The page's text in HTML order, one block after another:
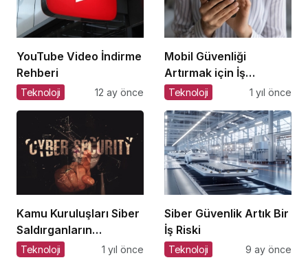
YouTube Video İndirme
Rehberi
Teknoloji 12 ay önce
Mobil Güvenliği
Artırmak için İş
Yerlerinde Alınabilecek
Teknoloji 1 yıl önce
Kamu Kuruluşları Siber
Saldırganların
Hedefinde
Teknoloji 1 yıl önce
Siber Güvenlik Artık Bir
İş Riski
Teknoloji 9 ay önce